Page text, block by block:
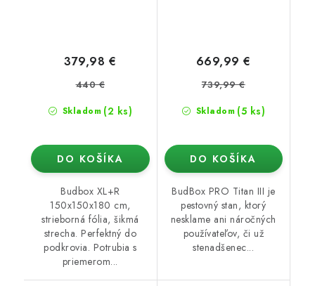
Skladom (2 ks)
379,98 €
440 €
DO KOŠÍKA
Budbox XL+R
150x150x180 cm,
strieborná fólia, šikmá
strecha. Perfektný do
podkrovia. Potrubia s
priemerom...
Skladom (5 ks)
669,99 €
739,99 €
DO KOŠÍKA
BudBox PRO Titan III je
pestovný stan, ktorý
nesklame ani náročných
používateľov, či už
stenadšenec...